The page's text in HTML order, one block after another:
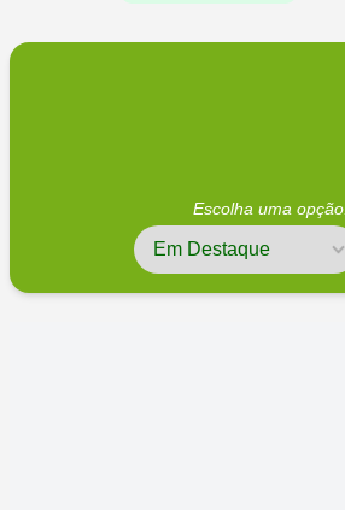
Escolha uma opção.